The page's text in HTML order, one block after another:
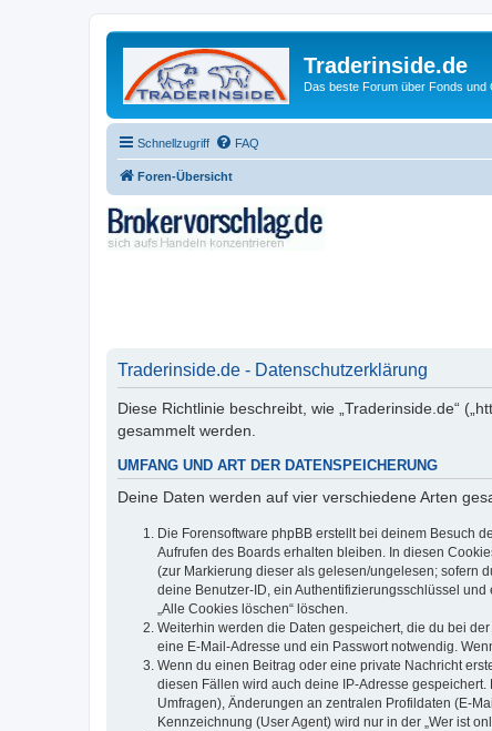
Traderinside.de
Das beste Forum über Fonds und
Schnellzugriff FAQ
Foren-Übersicht
Traderinside.de - Datenschutzerklärung
Diese Richtlinie beschreibt, wie „Traderinside.de“
gesammelt werden.
UMFANG UND ART DER DATENSPEICHERUNG
Deine Daten werden auf vier verschiedene Arten
Die Forensoftware phpBB erstellt bei deinem Besuch
Aufrufen des Boards erhalten bleiben. In diesen
(zur Markierung dieser als gelesen/ungelesen; sofern
deine Benutzer-ID, ein Authentifizierungsschlüssel
„Alle Cookies löschen“ löschen.
Weiterhin werden die Daten gespeichert, die du bei
eine E-Mail-Adresse und ein Passwort notwendig.
Wenn du einen Beitrag oder eine private Nachricht
diesen Fällen wird auch deine IP-Adresse
Umfragen), Änderungen an zentralen Profildaten (E-
Kennzeichnung (User Agent) wird nur in der „Wer ist